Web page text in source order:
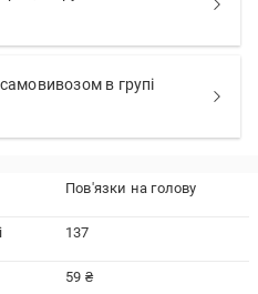
в групі
Пов'язки на голову
137
59 ₴